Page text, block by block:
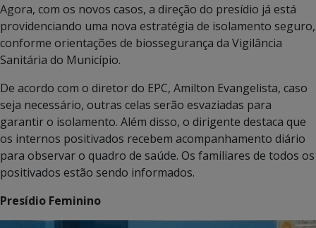
Agora, com os novos casos, a direção do presídio já está
providenciando uma nova estratégia de isolamento seguro,
conforme orientações de biossegurança da Vigilância
Sanitária do Município.
De acordo com o diretor do EPC, Amilton Evangelista, caso
seja necessário, outras celas serão esvaziadas para
garantir o isolamento. Além disso, o dirigente destaca que
os internos positivados recebem acompanhamento diário
para observar o quadro de saúde. Os familiares de todos os
positivados estão sendo informados.
Presídio Feminino